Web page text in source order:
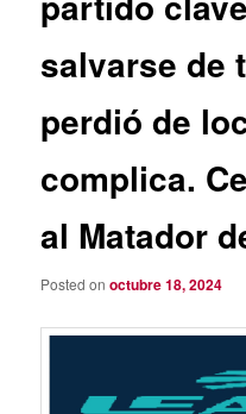
salvarse de
perdió de
complica.
al Matador
Posted onoctubre 18, 2024